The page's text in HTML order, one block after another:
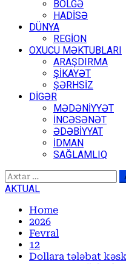
BÖLGƏ
HADİSƏ
DÜNYA
REGİON
OXUCU MƏKTUBLARI
ARAŞDIRMA
ŞİKAYƏT
ŞƏRHSİZ
DİGƏR
MƏDƏNİYYƏT
İNCƏSƏNƏT
ƏDƏBİYYAT
İDMAN
SAĞLAMLIQ
Axtarış:
AKTUAL
Home
2026
Fevral
12
Dollara tələbat